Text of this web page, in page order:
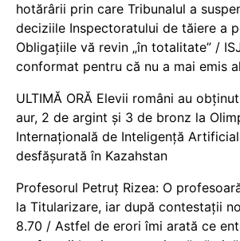
hotărârii prin care Tribunalul a
deciziile Inspectoratului de tăiere a
Obligațiile vă revin „în totalitate” /
conformat pentru că nu a mai emis
ULTIMĂ ORĂ Elevii români au
aur, 2 de argint și 3 de bronz la
Internațională de Inteligență
desfășurată în Kazahstan
Profesorul Petruț Rizea: O
la Titularizare, iar după contestații
8.70 / Astfel de erori îmi arată ce